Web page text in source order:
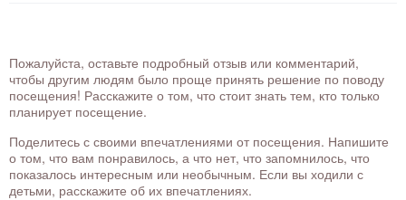
Пожалуйста, оставьте подробный отзыв или комментарий,
чтобы другим людям было проще принять решение по поводу
посещения! Расскажите о том, что стоит знать тем, кто только
планирует посещение.
Поделитесь с своими впечатлениями от посещения. Напишите
о том, что вам понравилось, а что нет, что запомнилось, что
показалось интересным или необычным. Если вы ходили с
детьми, расскажите об их впечатлениях.